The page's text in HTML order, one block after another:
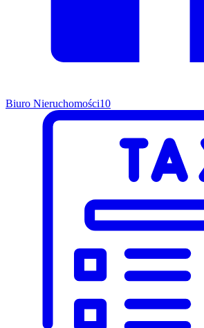
Biuro Nieruchomości10